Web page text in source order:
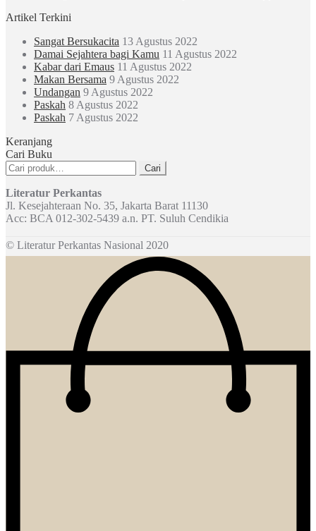
Artikel Terkini
Sangat Bersukacita 13 Agustus 2022
Damai Sejahtera bagi Kamu 11 Agustus 2022
Kabar dari Emaus 11 Agustus 2022
Makan Bersama 9 Agustus 2022
Undangan 9 Agustus 2022
Paskah 8 Agustus 2022
Paskah 7 Agustus 2022
Keranjang
Cari Buku
Pencarian
untuk:
Cari
Literatur Perkantas
Jl. Kesejahteraan No. 35, Jakarta Barat 11130
Acc: BCA 012-302-5439 a.n. PT. Suluh Cendikia
© Literatur Perkantas Nasional 2020